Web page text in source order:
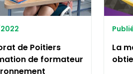
de Poitiers
de formateur
La